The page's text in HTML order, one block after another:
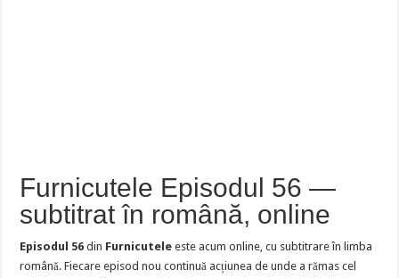
Furnicutele Episodul 56 —
subtitrat în română, online
Episodul 56 din Furnicutele este acum online, cu subtitrare în limba
română. Fiecare episod nou continuă acțiunea de unde a rămas cel